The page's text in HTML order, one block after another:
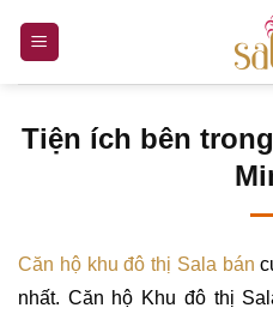
nội
Tiện ích bên
Căn hộ khu đô thị Sala bán
nhất. Căn hộ Khu đô thị